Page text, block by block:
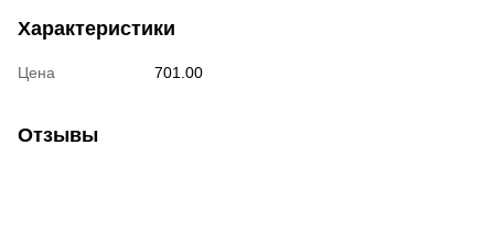
Характеристики
Цена 701.00
Отзывы